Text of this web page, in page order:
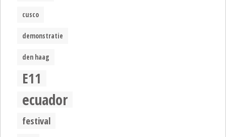
cusco
demonstratie
den haag
E11
ecuador
festival